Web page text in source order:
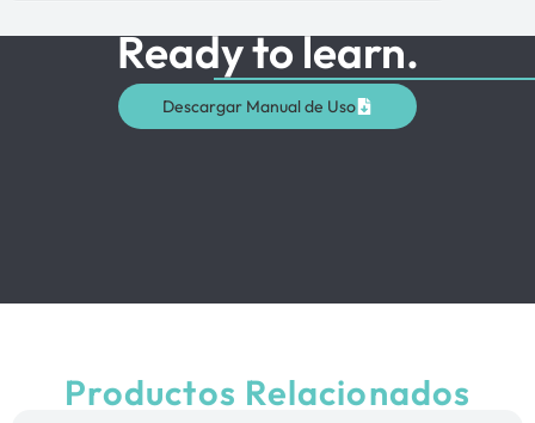
Ready to learn.
Descargar Manual de Uso
Productos Relacionados